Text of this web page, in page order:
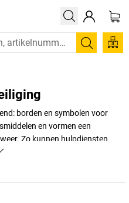
Zoeken
borden en symbolen voor
en vormen een
Zo kunnen hulpdiensten
nood kostbare tijd besparen.